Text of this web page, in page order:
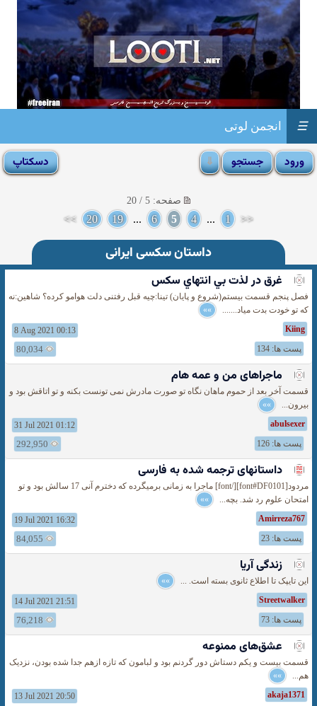
انجمن لوتی ☰
صفحه: 5 / 20
<<
1
...
4
5
6
...
19
20
>>
داستان سکسی ایرانی
غرق در لذت بي انتهاي سكس
فصل پنجم قسمت بيستم(شروع و پايان) تینا:چیه قبل رفتنی دلت هوامو کرده؟ شاهین:نه
که تو خودت بدت میاد....... »»
Kiing
8 Aug 2021 00:13
پست ها: 134
80,034
ماجراهای من و عمه هام
قسمت آخر بعد از حموم ماهان نگاه تو صورت مادرش نمی تونست بکنه و تو اتاقش بود و
بیرون... »»
abulsexer
31 Jul 2021 01:12
پست ها: 126
292,950
داستانهای ترجمه شده به فارسی
مردود[font#DF0101][/font] ماجرا به زمانی برمیگرده که دخترم آنی 17 سالش بود و تو
امتحان علوم رد شد. بچه... »»
Amirreza767
19 Jul 2021 16:32
پست ها: 23
84,055
زندگی آریا
این تایپک تا اطلاع ثانوی بسته است. ... »»
Streetwalker
14 Jul 2021 21:51
پست ها: 73
76,218
عشق‌های ممنوعه
قسمت بیست و یکم دستاش دور گردنم بود و لبامون که تازه ازهم جدا شده بودن، نزدیک
هم... »»
akaja1371
13 Jul 2021 20:50